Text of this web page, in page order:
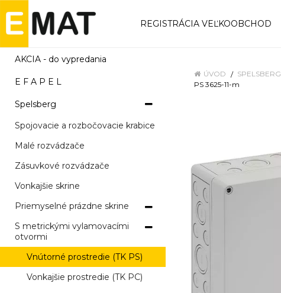
REGISTRÁCIA VEĽKOOBCHOD
AKCIA - do vypredania
E F A P E L
Spelsberg
Spojovacie a rozbočovacie krabice
Malé rozvádzače
Zásuvkové rozvádzače
Vonkajšie skrine
Priemyselné prázdne skrine
S metrickými vylamovacími
otvormi
Vnútorné prostredie (TK PS)
Vonkajšie prostredie (TK PC)
ÚVOD SPELSBERG
PS 3625-11-m